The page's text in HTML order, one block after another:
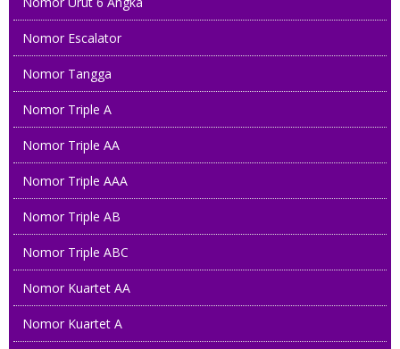
Nomor Escalator
Nomor Tangga
Nomor Triple A
Nomor Triple AA
Nomor Triple AAA
Nomor Triple AB
Nomor Triple ABC
Nomor Kuartet AA
Nomor Kuartet A